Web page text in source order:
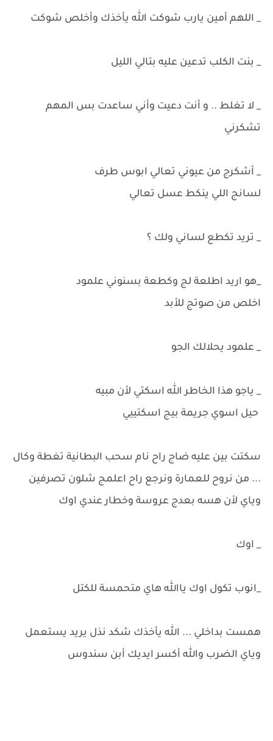
_ اللهم أمين يارب شوكت الله يأخذك وأخلص شوكت
_ بنت الكلب تدعين عليه بتالي الليل
_ لا تغلط .. و أنت دعيت وأني ساعدت بس المهم
تشكرني
_ أشكرج من عيوني تعالي ابوس طرف
لسانج اللي ينكط عسل تعالي
_ تريد تكطع لساني ولك ؟
_هو اريد اطلعة لج وكطعة بسنوني علمود
اخلص من صوتج للأبد
_ علمود يحلالك الجو
_ ياجو هذا الخاطر الله اسكتي لأن مبيه
حيل اسوي جريمة بيج اسكتييي
سكتت بين عليه ضاج راح نام سحب البطانية تغطة وكال
... من نروح للعمارة ونرجع راح اعلمج شلون تصرفين
وياي لأن هسه بعدج عروسة وخطار عندي اوك
_ اوك
_انوب تكول اوك ياالله هاي متحمسة للكتل
همست بداخلي ... الله يأخذك شكد نذل يريد يستعمل
وياي الضرب والله أكسر ايديك أبن سندوس